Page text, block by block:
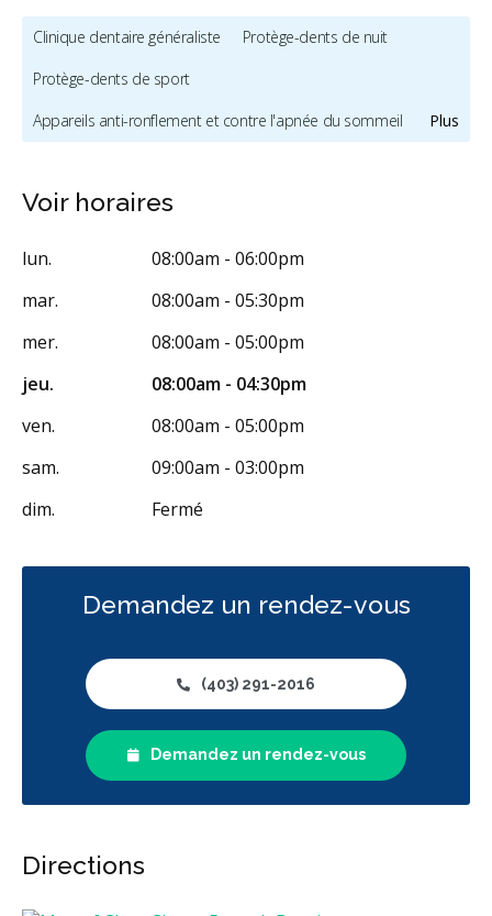
Plus
Clinique dentaire généraliste
Protège-dents de nuit
Protège-dents de sport
Appareils anti-ronflement et contre l'apnée du sommeil
Mordançage
Blanchiment des dents
Prothèses dentaires
Diagnostique
Urgences
Endodontie
Chirurgie buccale
Orthodontie
Hygiène préventive et nettoyages
Réparateur
Sédation
Voir horaires
lun.
08:00am - 06:00pm
mar.
08:00am - 05:30pm
mer.
08:00am - 05:00pm
jeu.
08:00am - 04:30pm
ven.
08:00am - 05:00pm
sam.
09:00am - 03:00pm
dim.
Fermé
Demandez un rendez-vous
(403) 291-2016
Demandez un rendez-vous
Directions